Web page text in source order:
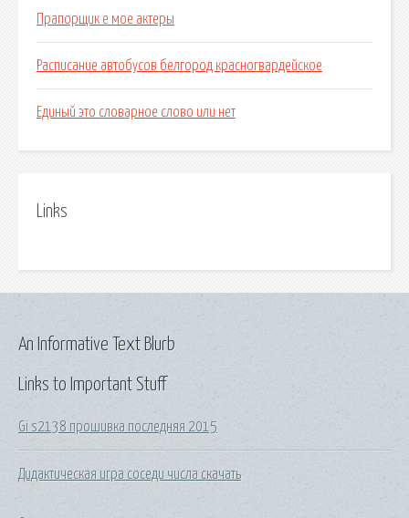
Прапорщик е мое актеры
Расписание автобусов белгород красногвардейское
Единый это словарное слово или нет
Links
Links to Important Stuff
Gi s2138 прошивка последняя 2015
Дидактическая игра соседи числа скачать
An Informative Text Blurb